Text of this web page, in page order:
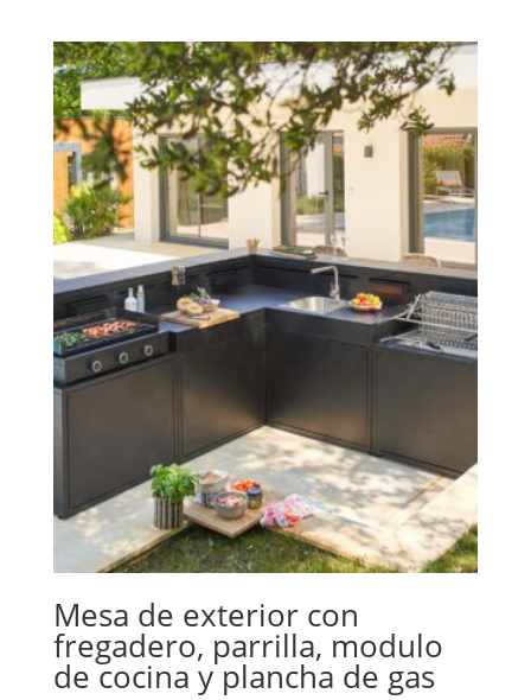
Mesa de exterior con
fregadero, parrilla, modulo
de cocina y plancha de gas